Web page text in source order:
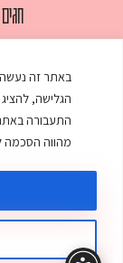
באתר זה נעשה
הגלישה,
התעבורה
מהווה הסכמה
חגים
מאפים
© כל הזכויות